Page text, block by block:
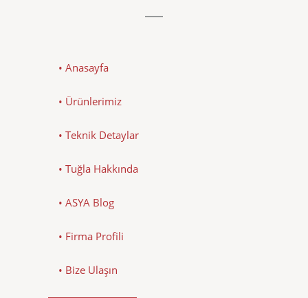
• Anasayfa
• Ürünlerimiz
• Teknik Detaylar
• Tuğla Hakkında
• ASYA Blog
• Firma Profili
• Bize Ulaşın